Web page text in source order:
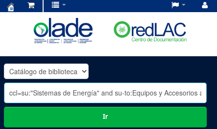
OLADE
-
Ir